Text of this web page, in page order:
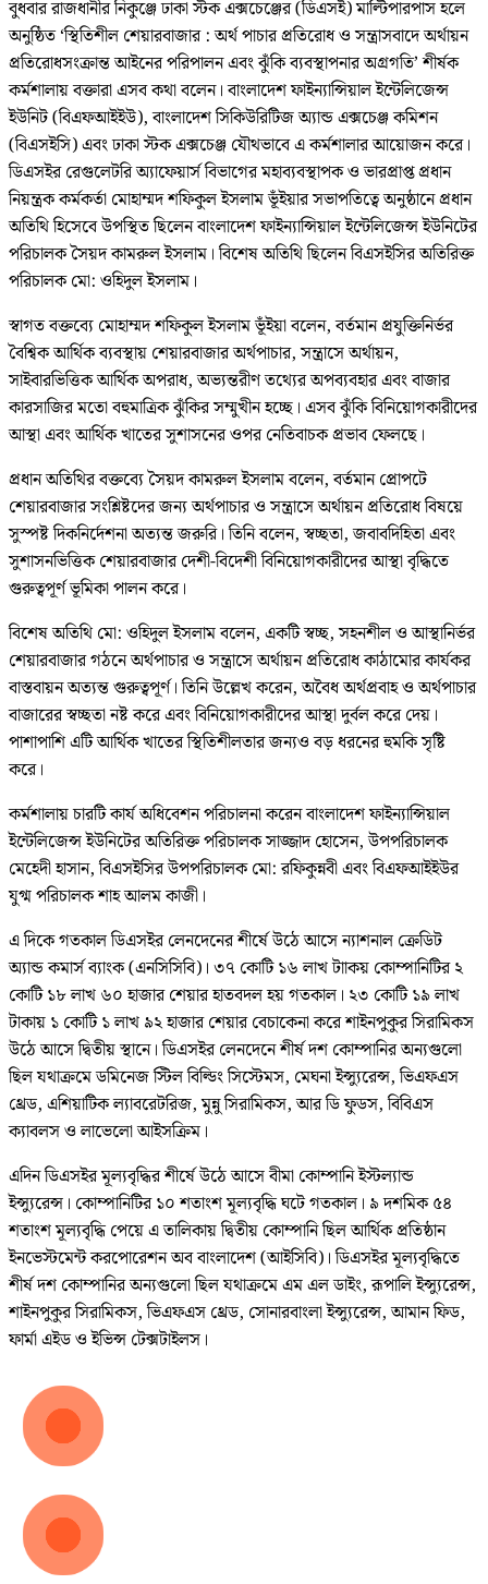
বুধবার রাজধানীর নিকুঞ্জে ঢাকা স্টক এক্সচেঞ্জের (ডিএসই) মাল্টিপারপাস হলে
অনুষ্ঠিত ‘স্থিতিশীল শেয়ারবাজার : অর্থ পাচার প্রতিরোধ ও সন্ত্রাসবাদে অর্থায়ন
প্রতিরোধসংক্রান্ত আইনের পরিপালন এবং ঝুঁকি ব্যবস্থাপনার অগ্রগতি’ শীর্ষক
কর্মশালায় বক্তারা এসব কথা বলেন। বাংলাদেশ ফাইন্যান্সিয়াল ইন্টেলিজেন্স
ইউনিট (বিএফআইইউ), বাংলাদেশ সিকিউরিটিজ অ্যান্ড এক্সচেঞ্জ কমিশন
(বিএসইসি) এবং ঢাকা স্টক এক্সচেঞ্জ যৌথভাবে এ কর্মশালার আয়োজন করে।
ডিএসইর রেগুলেটরি অ্যাফেয়ার্স বিভাগের মহাব্যবস্থাপক ও ভারপ্রাপ্ত প্রধান
নিয়ন্ত্রক কর্মকর্তা মোহাম্মদ শফিকুল ইসলাম ভূঁইয়ার সভাপতিত্বে অনুষ্ঠানে প্রধান
অতিথি হিসেবে উপস্থিত ছিলেন বাংলাদেশ ফাইন্যান্সিয়াল ইন্টেলিজেন্স ইউনিটের
পরিচালক সৈয়দ কামরুল ইসলাম। বিশেষ অতিথি ছিলেন বিএসইসির অতিরিক্ত
পরিচালক মো: ওহিদুল ইসলাম।
স্বাগত বক্তব্যে মোহাম্মদ শফিকুল ইসলাম ভূঁইয়া বলেন, বর্তমান প্রযুক্তিনির্ভর
বৈশ্বিক আর্থিক ব্যবস্থায় শেয়ারবাজার অর্থপাচার, সন্ত্রাসে অর্থায়ন,
সাইবারভিত্তিক আর্থিক অপরাধ, অভ্যন্তরীণ তথ্যের অপব্যবহার এবং বাজার
কারসাজির মতো বহুমাত্রিক ঝুঁকির সম্মুখীন হচ্ছে। এসব ঝুঁকি বিনিয়োগকারীদের
আস্থা এবং আর্থিক খাতের সুশাসনের ওপর নেতিবাচক প্রভাব ফেলছে।
প্রধান অতিথির বক্তব্যে সৈয়দ কামরুল ইসলাম বলেন, বর্তমান প্রোপটে
শেয়ারবাজার সংশ্লিষ্টদের জন্য অর্থপাচার ও সন্ত্রাসে অর্থায়ন প্রতিরোধ বিষয়ে
সুস্পষ্ট দিকনির্দেশনা অত্যন্ত জরুরি। তিনি বলেন, স্বচ্ছতা, জবাবদিহিতা এবং
সুশাসনভিত্তিক শেয়ারবাজার দেশী-বিদেশী বিনিয়োগকারীদের আস্থা বৃদ্ধিতে
গুরুত্বপূর্ণ ভূমিকা পালন করে।
বিশেষ অতিথি মো: ওহিদুল ইসলাম বলেন, একটি স্বচ্ছ, সহনশীল ও আস্থানির্ভর
শেয়ারবাজার গঠনে অর্থপাচার ও সন্ত্রাসে অর্থায়ন প্রতিরোধ কাঠামোর কার্যকর
বাস্তবায়ন অত্যন্ত গুরুত্বপূর্ণ। তিনি উল্লেখ করেন, অবৈধ অর্থপ্রবাহ ও অর্থপাচার
বাজারের স্বচ্ছতা নষ্ট করে এবং বিনিয়োগকারীদের আস্থা দুর্বল করে দেয়।
পাশাপাশি এটি আর্থিক খাতের স্থিতিশীলতার জন্যও বড় ধরনের হুমকি সৃষ্টি
করে।
কর্মশালায় চারটি কার্য অধিবেশন পরিচালনা করেন বাংলাদেশ ফাইন্যান্সিয়াল
ইন্টেলিজেন্স ইউনিটের অতিরিক্ত পরিচালক সাজ্জাদ হোসেন, উপপরিচালক
মেহেদী হাসান, বিএসইসির উপপরিচালক মো: রফিকুন্নবী এবং বিএফআইইউর
যুগ্ম পরিচালক শাহ আলম কাজী।
এ দিকে গতকাল ডিএসইর লেনদেনের শীর্ষে উঠে আসে ন্যাশনাল ক্রেডিট
অ্যান্ড কমার্স ব্যাংক (এনসিসিবি)। ৩৭ কোটি ১৬ লাখ টাাকয় কোম্পানিটির ২
কোটি ১৮ লাখ ৬০ হাজার শেয়ার হাতবদল হয় গতকাল। ২৩ কোটি ১৯ লাখ
টাকায় ১ কোটি ১ লাখ ৯২ হাজার শেয়ার বেচাকেনা করে শাইনপুকুর সিরামিকস
উঠে আসে দ্বিতীয় স্থানে। ডিএসইর লেনদেনে শীর্ষ দশ কোম্পানির অন্যগুলো
ছিল যথাক্রমে ডমিনেজ স্টিল বিল্ডিং সিস্টেমস, মেঘনা ইন্স্যুরেন্স, ভিএফএস
থ্রেড, এশিয়াটিক ল্যাবরেটরিজ, মুন্নু সিরামিকস, আর ডি ফুডস, বিবিএস
ক্যাবলস ও লাভেলো আইসক্রিম।
এদিন ডিএসইর মূল্যবৃদ্ধির শীর্ষে উঠে আসে বীমা কোম্পানি ইস্টল্যান্ড
ইন্স্যুরেন্স। কোম্পানিটির ১০ শতাংশ মূল্যবৃদ্ধি ঘটে গতকাল। ৯ দশমিক ৫৪
শতাংশ মূল্যবৃদ্ধি পেয়ে এ তালিকায় দ্বিতীয় কোম্পানি ছিল আর্থিক প্রতিষ্ঠান
ইনভেস্টমেন্ট করপোরেশন অব বাংলাদেশ (আইসিবি)। ডিএসইর মূল্যবৃদ্ধিতে
শীর্ষ দশ কোম্পানির অন্যগুলো ছিল যথাক্রমে এম এল ডাইং, রূপালি ইন্স্যুরেন্স,
শাইনপুকুর সিরামিকস, ভিএফএস থ্রেড, সোনারবাংলা ইন্স্যুরেন্স, আমান ফিড,
ফার্মা এইড ও ইভিন্স টেক্সটাইলস।